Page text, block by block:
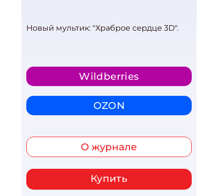
Новый мультик: "Храброе сердце 3D".
Wildberries
OZON
О журнале
Купить